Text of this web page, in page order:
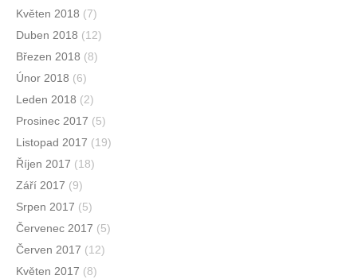
Květen 2018 (7)
Duben 2018 (12)
Březen 2018 (8)
Únor 2018 (6)
Leden 2018 (2)
Prosinec 2017 (5)
Listopad 2017 (19)
Říjen 2017 (18)
Září 2017 (9)
Srpen 2017 (5)
Červenec 2017 (5)
Červen 2017 (12)
Květen 2017 (8)